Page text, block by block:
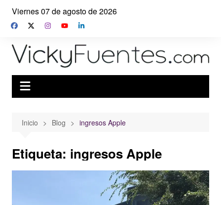
Saltar
contenido
Viernes 07 de agosto de 2026
Inicio Blog ingresos Apple
Etiqueta: ingresos Apple